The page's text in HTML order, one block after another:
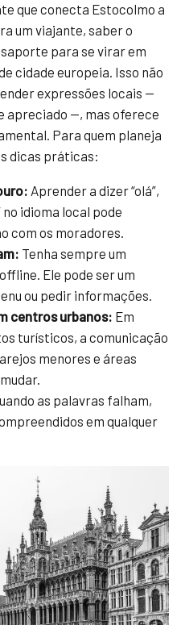
que conecta Estocolmo a
um viajante, saber o
para se virar em
cidade europeia. Isso não
expressões locais —
apreciado —, mas oferece
Para quem planeja
dicas práticas:
Aprender a dizer “olá”,
no idioma local pode
com os moradores.
Tenha sempre um
Ele pode ser um
ou pedir informações.
centros urbanos: Em
turísticos, a comunicação
menores e áreas
as palavras falham,
em qualquer